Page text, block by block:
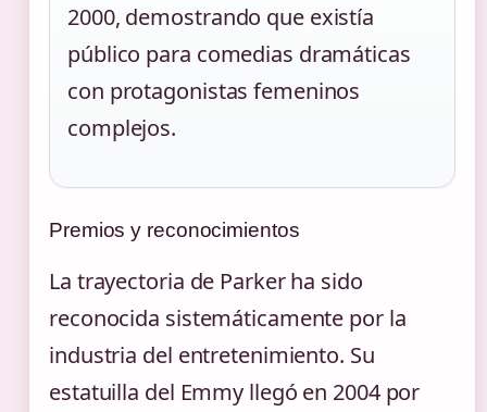
2000, demostrando que existía
público para comedias dramáticas
con protagonistas femeninos
complejos.
Premios y reconocimientos
La trayectoria de Parker ha sido
reconocida sistemáticamente por la
industria del entretenimiento. Su
estatuilla del Emmy llegó en 2004 por